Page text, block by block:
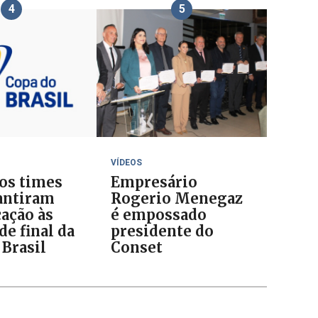
4
times
às
final da
Brasil
5
VÍDEOS
Empresário
Rogerio Menegaz
é empossado
presidente do
Conset